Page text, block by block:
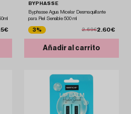
BYPHASSE
Byphasse Agua Micelar Desmaquillante
para Piel Sensible 500 ml
3% 2.69€2.60€
Añadir al carrito